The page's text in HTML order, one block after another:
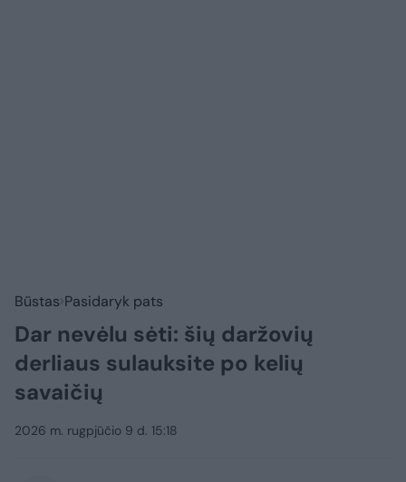
Būstas Pasidaryk pats
Dar nevėlu sėti: šių daržovių
derliaus sulauksite po kelių
savaičių
2026 m. rugpjūčio 9 d. 15:18